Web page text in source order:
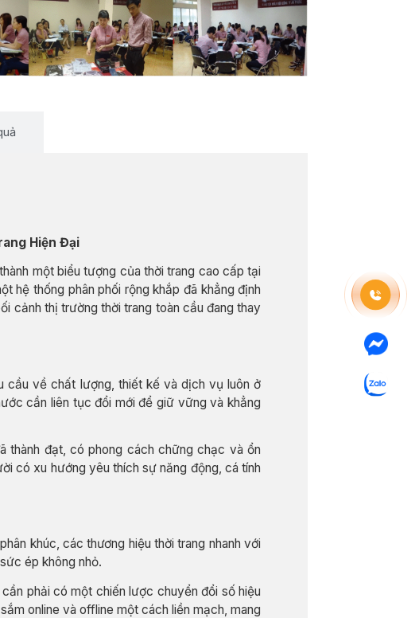
Hiện Đại
một biểu tượng của thời trang cao cấp tại
hệ thống phân phối rộng khắp đã khẳng định
cảnh thị trường thời trang toàn cầu đang thay
cầu về chất lượng, thiết kế và dịch vụ luôn ở
cần liên tục đổi mới để giữ vững và khẳng
thành đạt, có phong cách chững chạc và ổn
có xu hướng yêu thích sự năng động, cá tính
khúc, các thương hiệu thời trang nhanh với
ép không nhỏ.
phải có một chiến lược chuyển đổi số hiệu
online và offline một cách liền mạch, mang